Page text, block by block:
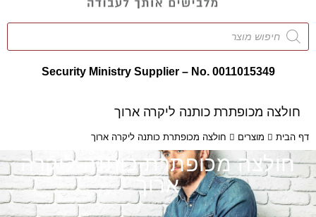
Security Ministry Supplier – No. 0011015349
חולצה מכופתרת כותנה ליקרה ארוך
דף הבית מוצרים חולצה מכופתרת כותנה ליקרה ארוך
חולצה מכופתרת כותנה ליקרה
ארוך